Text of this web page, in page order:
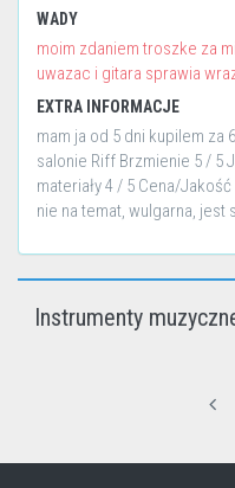
WADY
moim zdaniem troszke za
uwazac i gitara sprawia
EXTRA INFORMACJE
mam ja od 5 dni kupilem za
salonie Riff Brzmienie 5 / 5
materiały 4 / 5 Cena/
nie na temat, wulgarna, jest
Instrumenty